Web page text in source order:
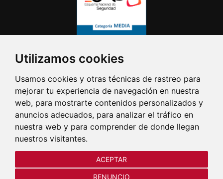
Utilizamos cookies
Usamos cookies y otras técnicas de rastreo para
mejorar tu experiencia de navegación en nuestra
web, para mostrarte contenidos personalizados y
anuncios adecuados, para analizar el tráfico en
nuestra web y para comprender de donde llegan
nuestros visitantes.
ACEPTAR
RENUNCIO